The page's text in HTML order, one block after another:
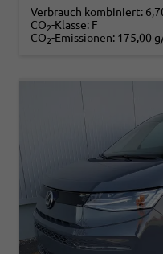
Verbrauch kombiniert:
CO2-Klasse: F
CO2-Emissionen: 175,00